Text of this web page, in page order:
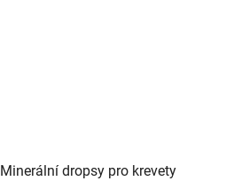
Minerální dropsy pro krevety